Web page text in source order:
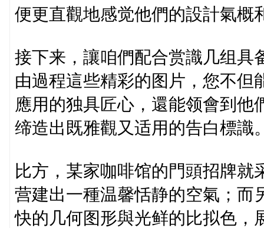
便更直觀地感觉他們的設計氣概
接下来，讓咱們配合赏識几组具
由過程這些精彩的图片，您不但
應用的独具匠心，還能领會到他
缔造出既雅觀又适用的告白標識
比方，某家咖啡馆的門頭招牌
营建出一種温馨恬静的空氣；而
快的几何图形與光鲜的比拟色，